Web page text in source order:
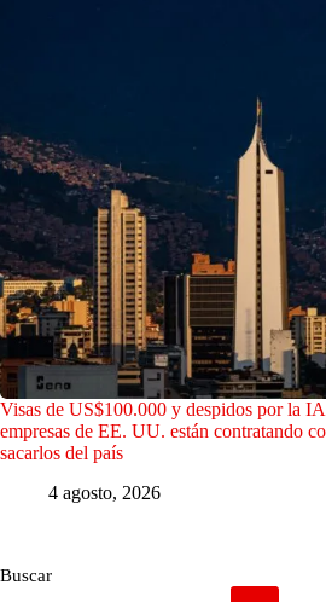
Visas de US$100.000 y despidos por la
empresas de EE. UU. están contratando
sacarlos del país
4 agosto, 2026
Buscar